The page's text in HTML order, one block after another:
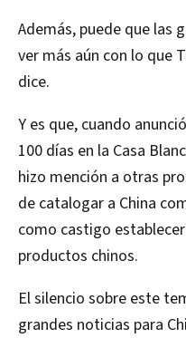
Además, puede que las
ver más aún con lo que
dice.
Y es que, cuando
100 días en la Casa
hizo mención a otras
de catalogar a China
como castigo
productos chinos.
El silencio sobre este
grandes noticias para